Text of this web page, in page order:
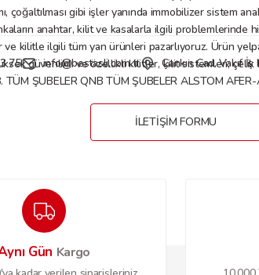
çoğaltılması gibi işler yanında immobilizer sistem
anahtar, kilit ve kasalarla ilgili
kilitle ilgili tüm yan ürünleri pazarlıyoruz. Ürün
güvenlikli ve özellikli kilitler, kilit sistemleri; çelik
ŞUBELER QNB TÜM ŞUBELER ALSTOM
75 info@bestasli.com.tr Çankırı Cad. Vakıf
İLETİŞİM FORMU
Gün Kargo